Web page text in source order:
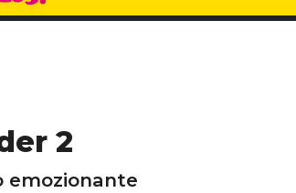
2
emozionante